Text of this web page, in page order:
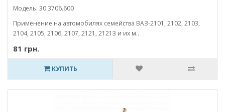
Модель: 30.3706.600
Применение на автомобилях семейства ВАЗ-2101, 2102, 2103,
2104, 2105, 2106, 2107, 2121, 21213 и их м..
81 грн.
КУПИТЬ